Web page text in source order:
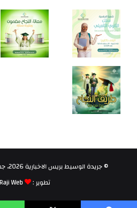
© جريدة الوسيط بريس الاخبارية 2026، جميع الحقوق محفوظة
تطوير :
Raji Web